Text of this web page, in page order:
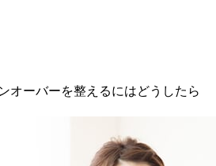
オーバーを整えるにはどうしたら